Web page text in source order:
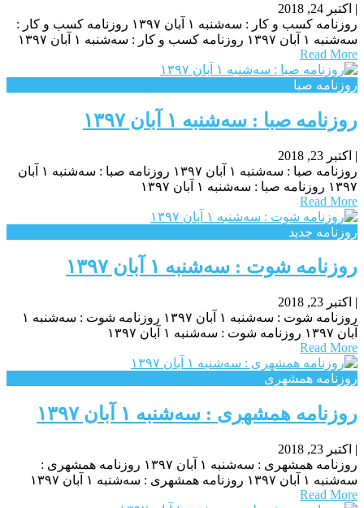
| اکتبر 24, 2018
روزنامه كسب و كار : سه‌شنبه ۱ آبان ۱۳۹۷ روزنامه كسب و كار :
سه‌شنبه ۱ آبان ۱۳۹۷ روزنامه كسب و كار : سه‌شنبه ۱ آبان ۱۳۹۷
Read More
روزنامه صبا
روزنامه صبا : سه‌شنبه ۱ آبان ۱۳۹۷
| اکتبر 23, 2018
روزنامه صبا : سه‌شنبه ۱ آبان ۱۳۹۷ روزنامه صبا : سه‌شنبه ۱ آبان
۱۳۹۷ روزنامه صبا : سه‌شنبه ۱ آبان ۱۳۹۷
Read More
روزنامه جدید
روزنامه شوت : سه‌شنبه ۱ آبان ۱۳۹۷
| اکتبر 23, 2018
روزنامه شوت : سه‌شنبه ۱ آبان ۱۳۹۷ روزنامه شوت : سه‌شنبه ۱
آبان ۱۳۹۷ روزنامه شوت : سه‌شنبه ۱ آبان ۱۳۹۷
Read More
روزنامه همشهری
روزنامه همشهری : سه‌شنبه ۱ آبان ۱۳۹۷
| اکتبر 23, 2018
روزنامه همشهری : سه‌شنبه ۱ آبان ۱۳۹۷ روزنامه همشهری :
سه‌شنبه ۱ آبان ۱۳۹۷ روزنامه همشهری : سه‌شنبه ۱ آبان ۱۳۹۷
Read More